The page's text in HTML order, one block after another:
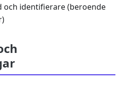
och identifierare (beroende